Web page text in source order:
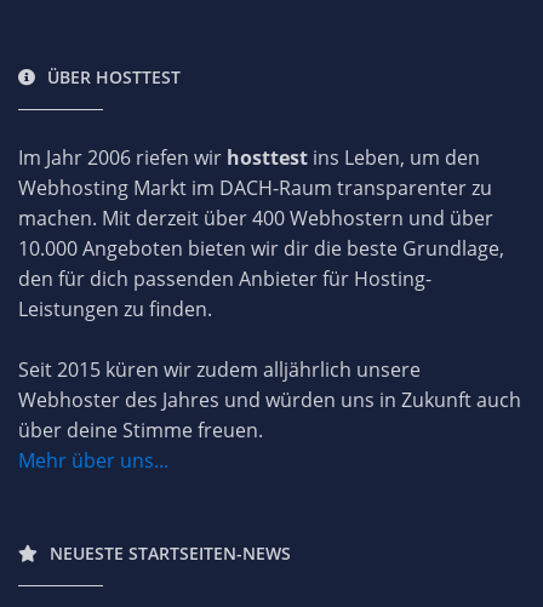
ÜBER HOSTTEST
Im Jahr 2006 riefen wir hosttest ins Leben, um den
Webhosting Markt im DACH-Raum transparenter zu
machen. Mit derzeit über 400 Webhostern und über
10.000 Angeboten bieten wir dir die beste Grundlage,
den für dich passenden Anbieter für Hosting-
Leistungen zu finden.
Seit 2015 küren wir zudem alljährlich unsere
Webhoster des Jahres und würden uns in Zukunft auch
über deine Stimme freuen.
Mehr über uns...
NEUESTE STARTSEITEN-NEWS